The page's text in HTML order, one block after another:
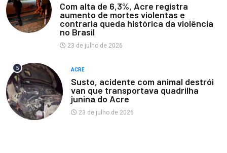
Com alta de 6,3%, Acre registra
aumento de mortes violentas e
contraria queda histórica da violência
no Brasil
23 de julho de 2026
5 ACRE
Susto, acidente com animal destrói
van que transportava quadrilha
junina do Acre
23 de julho de 2026